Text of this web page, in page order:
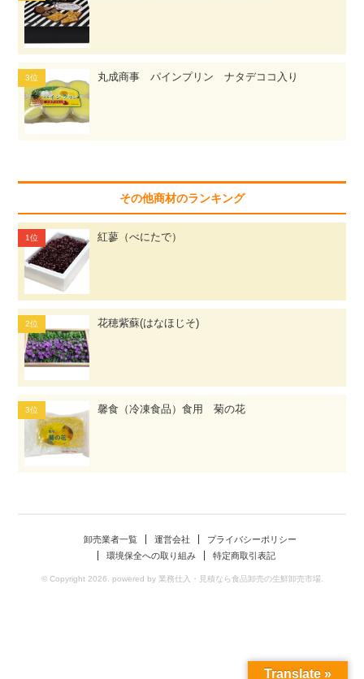
丸成商事 パインプリン ナタデココ入り
その他商材のランキング
紅蓼（べにたで）
花穂紫蘇(はなほじそ)
馨食（冷凍食品）食用 菊の花
卸売業者一覧 運営会社
プライバシーポリシー
環境保全への取り組み
特定商取引表記
© Copyright 2026. powered by 業務仕入・見積なら食品卸売の生鮮卸売市場.
Translate »